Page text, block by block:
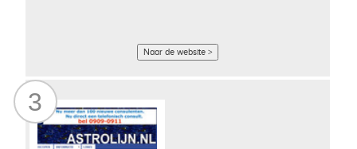
Naar de website >
3